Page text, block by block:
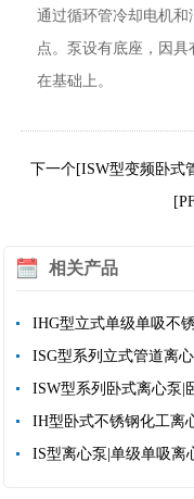
通过循环管冷却电机
点。泵设有底座，因
在基础上。
下一个[ISW型变频卧式
相关产品
IHG型立式单级单吸不
ISG型系列立式管道离
ISW型系列卧式离心泵|
IH型卧式不锈钢化工离
IS型离心泵|单级单吸离